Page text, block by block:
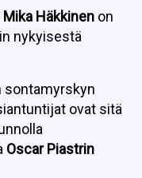
Mika Häkkinen on
nykyisestä
sontamyrskyn
ovat sitä
Oscar Piastrin